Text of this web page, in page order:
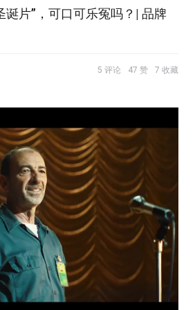
诞片”，可口可乐冤吗？| 品牌
5 评论 47 赞 7 收藏